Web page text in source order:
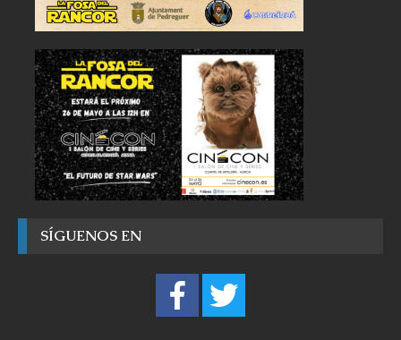
SÍGUENOS EN